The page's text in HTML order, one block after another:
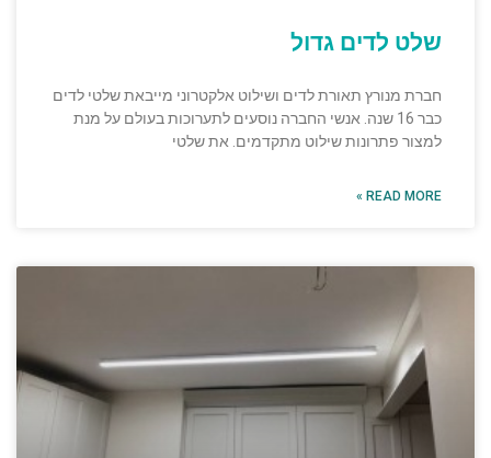
שלט לדים גדול
חברת מנורץ תאורת לדים ושילוט אלקטרוני מייבאת שלטי לדים
כבר 16 שנה. אנשי החברה נוסעים לתערוכות בעולם על מנת
למצור פתרונות שילוט מתקדמים. את שלטי
READ MORE »